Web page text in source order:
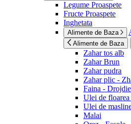
Legume Proaspete
Fructe Proaspete
Inghetata
Alimente de Baza
Alimente de Baza
Zahar tos alb
Zahar Brun
Zahar pudra
Zahar plic -
Faina - Drojdie
Ulei de floarea
Ulei de
Malai